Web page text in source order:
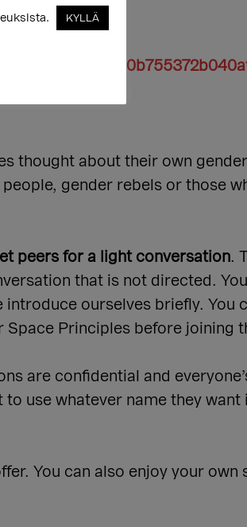
thought about their own
gender rebels or those
peers for a light conversation.
that is not directed.
ourselves briefly. You
Principles before joining
are confidential and
use whatever name they want
You can also enjoy your own
KYLLÄ